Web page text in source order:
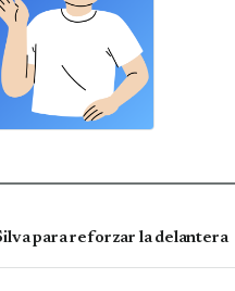
para reforzar la delantera